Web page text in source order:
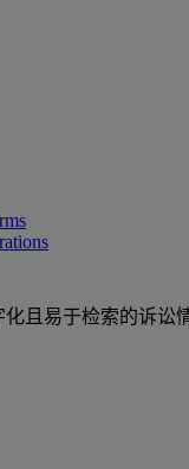
且易于检索的诉